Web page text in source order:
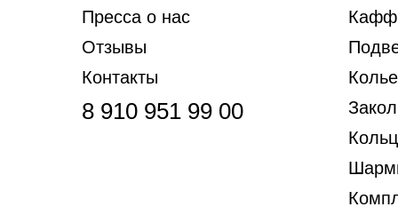
Пресса о нас
Отзывы
Контакты
8 910 951 99 00
Колье